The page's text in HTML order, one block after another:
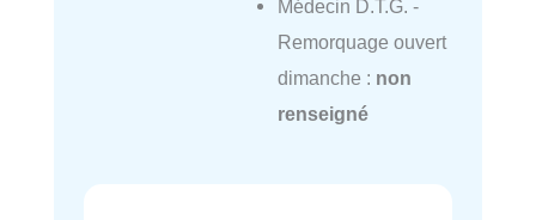
Médecin D.T.G. -
Remorquage ouvert
dimanche : non
renseigné